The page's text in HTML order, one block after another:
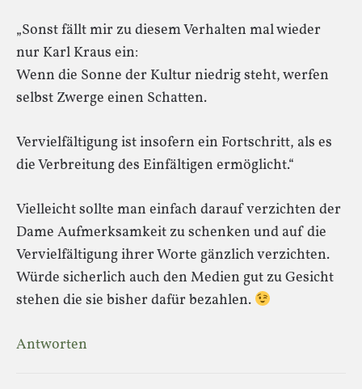
„Sonst fällt mir zu diesem Verhalten mal wieder
nur Karl Kraus ein:
Wenn die Sonne der Kultur niedrig steht, werfen
selbst Zwerge einen Schatten.
Vervielfältigung ist insofern ein Fortschritt, als es
die Verbreitung des Einfältigen ermöglicht.“
Vielleicht sollte man einfach darauf verzichten der
Dame Aufmerksamkeit zu schenken und auf die
Vervielfältigung ihrer Worte gänzlich verzichten.
Würde sicherlich auch den Medien gut zu Gesicht
stehen die sie bisher dafür bezahlen.
Antworten